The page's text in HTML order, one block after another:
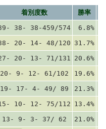
着別度数 勝率
38- 38-459/574 6.8%
20- 14- 48/120 31.7%
20- 13- 71/131 20.6%
20- 9- 12- 61/102 19.6%
19- 17- 4- 49/ 89 21.3%
10- 12- 75/112 13.4%
13- 9- 3- 37/ 62 21.0%